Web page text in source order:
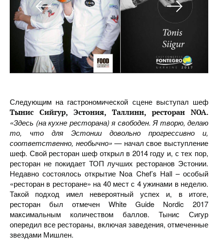
Следующим на гастрономической сцене выступал шеф
Тынис Сийгур, Эстония, Таллинн, ресторан NOA.
«Здесь (на кухне ресторана) я свободен. Я творю, делаю
то, что для Эстонии довольно прогрессивно и,
соответственно, необычно» — начал свое выступление
шеф. Свой ресторан шеф открыл в 2014 году и, с тех пор,
ресторан не покидает ТОП лучших ресторанов Эстонии.
Недавно состоялось открытие Noa Chef’s Hall – особый
«ресторан в ресторане» на 40 мест с 4 ужинами в неделю.
Такой подход имел невероятный успех и, в итоге,
ресторан был отмечен White Guide Nordic 2017
максимальным количеством баллов. Тынис Сигур
опередил все рестораны, включая заведения, отмеченные
звездами Мишлен.